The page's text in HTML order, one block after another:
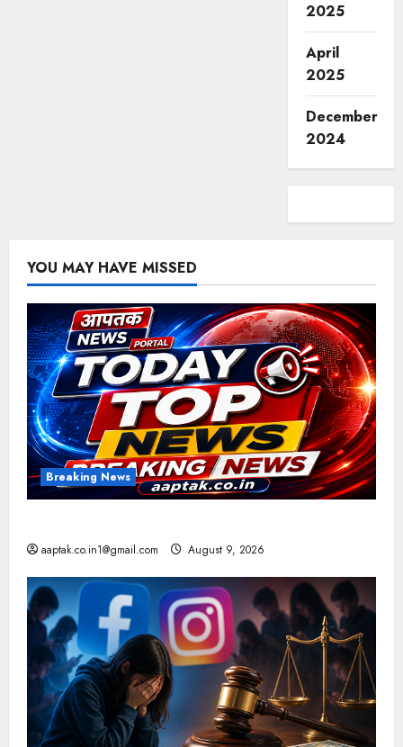
2025
April
2025
December
2024
YOU MAY HAVE MISSED
Breaking News
aaptak.co.in1@gmail.com August 9, 2026